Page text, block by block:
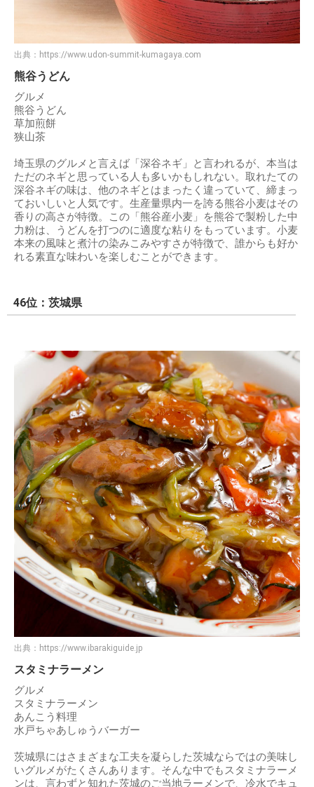
出典： https://www.udon-summit-kumagaya.com
熊谷うどん
グルメ
熊谷うどん
草加煎餅
狭山茶
埼玉県のグルメと言えば「深谷ネギ」と言われるが、本当は
ただのネギと思っている人も多いかもしれない。取れたての
深谷ネギの味は、他のネギとはまったく違っていて、締まっ
ておいしいと人気です。生産量県内一を誇る熊谷小麦はその
香りの高さが特徴。この「熊谷産小麦」を熊谷で製粉した中
力粉は、うどんを打つのに適度な粘りをもっています。小麦
本来の風味と煮汁の染みこみやすさが特徴で、誰からも好か
れる素直な味わいを楽しむことができます。
46位：茨城県
出典： https://www.ibarakiguide.jp
スタミナラーメン
グルメ
スタミナラーメン
あんこう料理
水戸ちゃあしゅうバーガー
茨城県にはさまざまな工夫を凝らした茨城ならではの美味し
いグルメがたくさんあります。そんな中でもスタミナラーメ
ンは、言わずと知れた茨城のご当地ラーメンで、冷水でキュ